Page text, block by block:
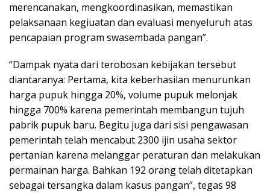
merencanakan, mengkoordinasikan, memastikan
pelaksanaan kegiuatan dan evaluasi menyeluruh atas
pencapaian program swasembada pangan”.
“Dampak nyata dari terobosan kebijakan tersebut
diantaranya: Pertama, kita keberhasilan menurunkan
harga pupuk hingga 20%, volume pupuk melonjak
hingga 700% karena pemerintah membangun tujuh
pabrik pupuk baru. Begitu juga dari sisi pengawasan
pemerintah telah mencabut 2300 ijin usaha sektor
pertanian karena melanggar peraturan dan melakukan
permainan harga. Bahkan 192 orang telah ditetapkan
sebagai tersangka dalam kasus pangan”, tegas 98